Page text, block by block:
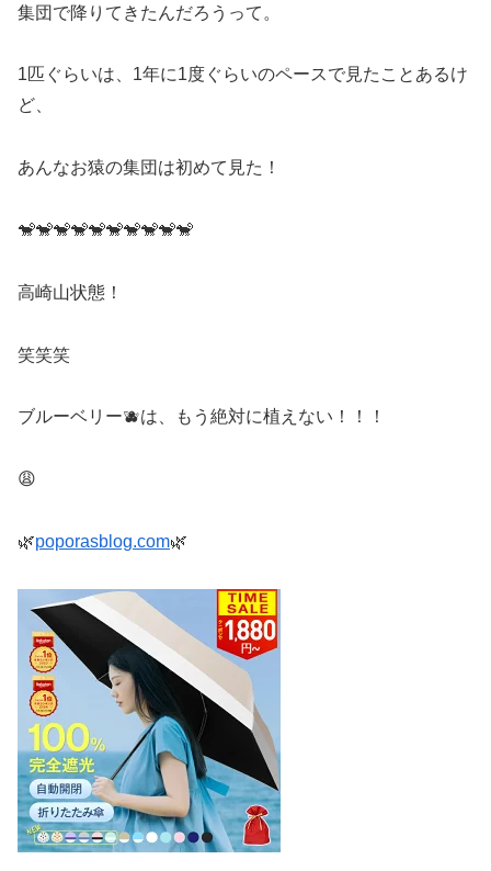
集団で降りてきたんだろうって。
1匹ぐらいは、1年に1度ぐらいのペースで見たことあるけ
ど、
あんなお猿の集団は初めて見た！
🐒🐒🐒🐒🐒🐒🐒🐒🐒🐒
高崎山状態！
笑笑笑
ブルーベリー🫐は、もう絶対に植えない！！！
😩
🌿poporasblog.com🌿